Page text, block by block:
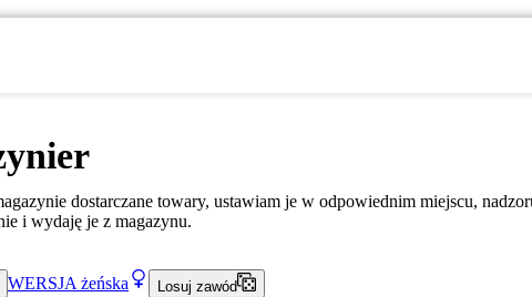
dostarczane towary, ustawiam je w odpowiednim miejscu,
i wydaję je z magazynu.
WERSJA żeńska Losuj zawód